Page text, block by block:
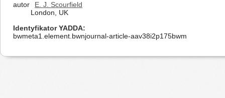
autor
E. J. Scourfield
London, UK
Identyfikator YADDA
bwmeta1.element.bwnjournal-article-aav38i2p175bwm